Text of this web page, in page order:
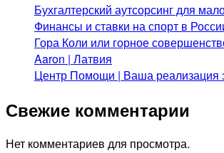
Бухгалтерский аутсорсинг для
Финансы и ставки на спорт в
Гора Коли или горное
Aaron | Латвия
Центр Помощи | Ваша реализация
Свежие комментарии
Нет комментариев для просмотра.